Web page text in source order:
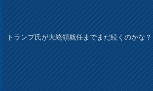
トランプ氏が大統領就任までまだ続くのかな？